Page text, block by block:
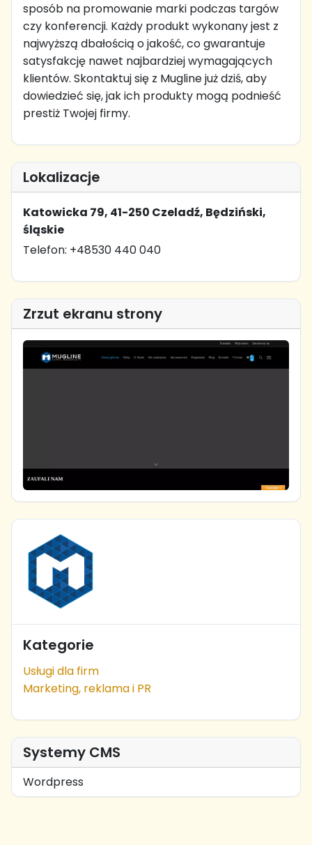
sposób na promowanie marki podczas targów
czy konferencji. Każdy produkt wykonany jest z
najwyższą dbałością o jakość, co gwarantuje
satysfakcję nawet najbardziej wymagających
klientów. Skontaktuj się z Mugline już dziś, aby
dowiedzieć się, jak ich produkty mogą podnieść
prestiż Twojej firmy.
Lokalizacje
Katowicka 79, 41-250 Czeladź, Będziński,
śląskie
Telefon: +48530 440 040
Zrzut ekranu strony
Kategorie
Usługi dla firm
Marketing, reklama i PR
Systemy CMS
Wordpress